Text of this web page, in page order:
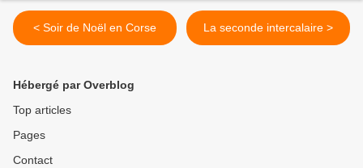
< Soir de Noël en Corse La seconde intercalaire >
Hébergé par Overblog
Top articles
Pages
Contact